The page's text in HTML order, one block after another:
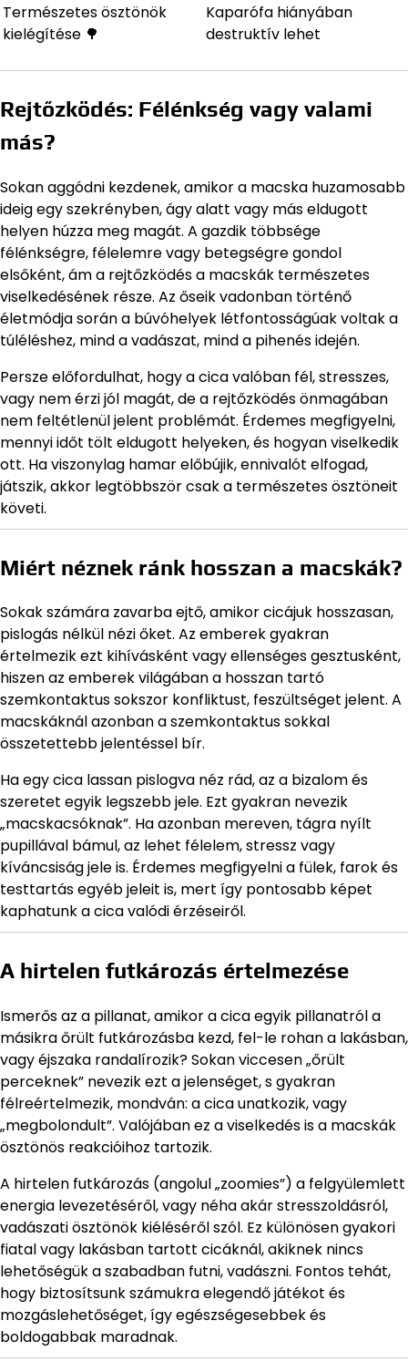
Természetes ösztönök
kielégítése 🌳
Kaparófa hiányában
destruktív lehet
Rejtőzködés: Félénkség vagy valami
más?
Sokan aggódni kezdenek, amikor a macska huzamosabb
ideig egy szekrényben, ágy alatt vagy más eldugott
helyen húzza meg magát. A gazdik többsége
félénkségre, félelemre vagy betegségre gondol
elsőként, ám a rejtőzködés a macskák természetes
viselkedésének része. Az őseik vadonban történő
életmódja során a búvóhelyek létfontosságúak voltak a
túléléshez, mind a vadászat, mind a pihenés idején.
Persze előfordulhat, hogy a cica valóban fél, stresszes,
vagy nem érzi jól magát, de a rejtőzködés önmagában
nem feltétlenül jelent problémát. Érdemes megfigyelni,
mennyi időt tölt eldugott helyeken, és hogyan viselkedik
ott. Ha viszonylag hamar előbújik, ennivalót elfogad,
játszik, akkor legtöbbször csak a természetes ösztöneit
követi.
Miért néznek ránk hosszan a macskák?
Sokak számára zavarba ejtő, amikor cicájuk hosszasan,
pislogás nélkül nézi őket. Az emberek gyakran
értelmezik ezt kihívásként vagy ellenséges gesztusként,
hiszen az emberek világában a hosszan tartó
szemkontaktus sokszor konfliktust, feszültséget jelent. A
macskáknál azonban a szemkontaktus sokkal
összetettebb jelentéssel bír.
Ha egy cica lassan pislogva néz rád, az a bizalom és
szeretet egyik legszebb jele. Ezt gyakran nevezik
„macskacsóknak”. Ha azonban mereven, tágra nyílt
pupillával bámul, az lehet félelem, stressz vagy
kíváncsiság jele is. Érdemes megfigyelni a fülek, farok és
testtartás egyéb jeleit is, mert így pontosabb képet
kaphatunk a cica valódi érzéseiről.
A hirtelen futkározás értelmezése
Ismerős az a pillanat, amikor a cica egyik pillanatról a
másikra őrült futkározásba kezd, fel-le rohan a lakásban,
vagy éjszaka randalírozik? Sokan viccesen „őrült
perceknek” nevezik ezt a jelenséget, s gyakran
félreértelmezik, mondván: a cica unatkozik, vagy
„megbolondult”. Valójában ez a viselkedés is a macskák
ösztönös reakcióihoz tartozik.
A hirtelen futkározás (angolul „zoomies”) a felgyülemlett
energia levezetéséről, vagy néha akár stresszoldásról,
vadászati ösztönök kiéléséről szól. Ez különösen gyakori
fiatal vagy lakásban tartott cicáknál, akiknek nincs
lehetőségük a szabadban futni, vadászni. Fontos tehát,
hogy biztosítsunk számukra elegendő játékot és
mozgáslehetőséget, így egészségesebbek és
boldogabbak maradnak.